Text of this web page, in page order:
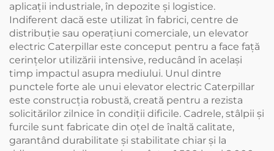
aplicații industriale, în depozite și logistice.
Indiferent dacă este utilizat în fabrici, centre de
distribuție sau operațiuni comerciale, un elevator
electric Caterpillar este conceput pentru a face față
cerințelor utilizării intensive, reducând în același
timp impactul asupra mediului. Unul dintre
punctele forte ale unui elevator electric Caterpillar
este construcția robustă, creată pentru a rezista
solicitărilor zilnice în condiții dificile. Cadrele, stâlpii și
furcile sunt fabricate din oțel de înaltă calitate,
garantând durabilitate și stabilitate chiar și la